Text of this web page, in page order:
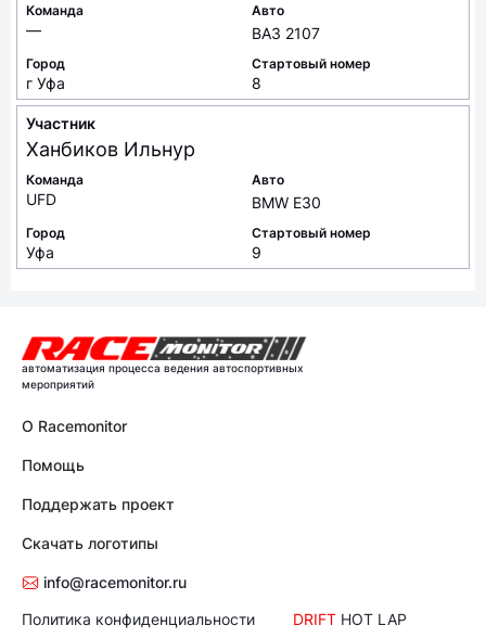
Команда
—
Авто
ВАЗ 2107
Город
г Уфа
Стартовый номер
8
Участник
Ханбиков Ильнур
Команда
UFD
Авто
BMW E30
Город
Уфа
Стартовый номер
9
автоматизация процесса ведения автоспортивных
мероприятий
О Racemonitor
Помощь
Поддержать проект
Скачать логотипы
info@racemonitor.ru
Политика конфиденциальности
DRIFT HOT LAP